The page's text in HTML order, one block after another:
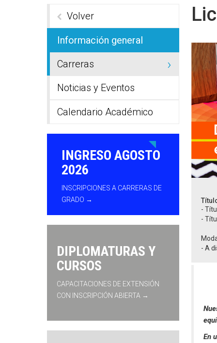
-
-
- A
En
Volver
Información general
Carreras
Noticias y Eventos
Calendario Académico
INGRESO AGOSTO
2026
INSCRIPCIONES A CARRERAS DE
GRADO →
DIPLOMATURAS Y
CURSOS
CAPACITACIONES DE EXTENSIÓN
CON INSCRIPCIÓN ABIERTA →